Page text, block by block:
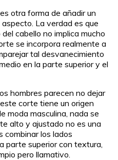
otra forma de añadir un
La verdad es que
cabello no implica mucho
se incorpora realmente a
tal desvanecimiento
en la parte superior y el
hombres parecen no dejar
corte tiene un origen
moda masculina, nada se
alto y ajustado no es una
combinar los lados
parte superior con textura,
pero llamativo.